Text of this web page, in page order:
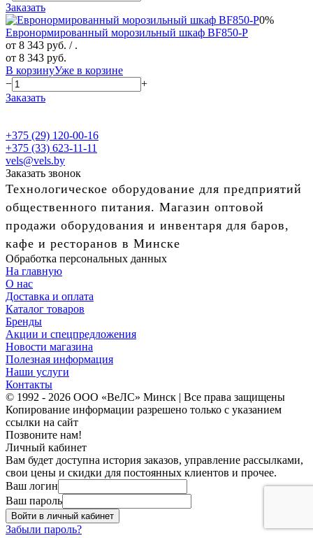
Заказать
0%
Евронормированный морозильный шкаф BF850-P
от 8 343 руб. / .
от 8 343 руб.
В корзинуУже в корзине
−
+
Заказать
+375 (29) 120-00-16
+375 (33) 623-11-11
vels@vels.by
Заказать звонок
Технологическое оборудование для предприятий
общественного питания. Магазин оптовой
продажи оборудования и инвентаря для баров,
кафе и ресторанов в Минске
Обработка персональных данных
На главную
О нас
Доставка и оплата
Каталог товаров
Бренды
Акции и спецпредложения
Новости магазина
Полезная информация
Наши услуги
Контакты
© 1992 - 2026 ООО «ВеЛС» Минск | Все права защищены
Копирование информации разрешено только с указанием
ссылки на сайт
Позвоните нам!
Личный кабинет
Вам будет доступна история заказов, управление рассылками,
свои цены и скидки для постоянных клиентов и прочее.
Ваш логин
Ваш пароль
Войти в личный кабинет
Забыли пароль?